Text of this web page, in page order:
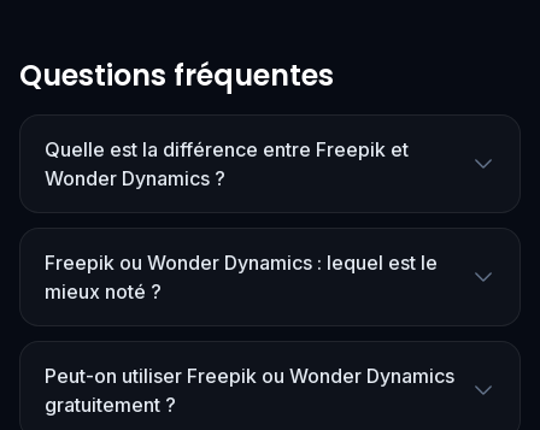
Questions fréquentes
Quelle est la différence entre Freepik et
Wonder Dynamics ?
Freepik ou Wonder Dynamics : lequel est le
mieux noté ?
Peut-on utiliser Freepik ou Wonder Dynamics
gratuitement ?